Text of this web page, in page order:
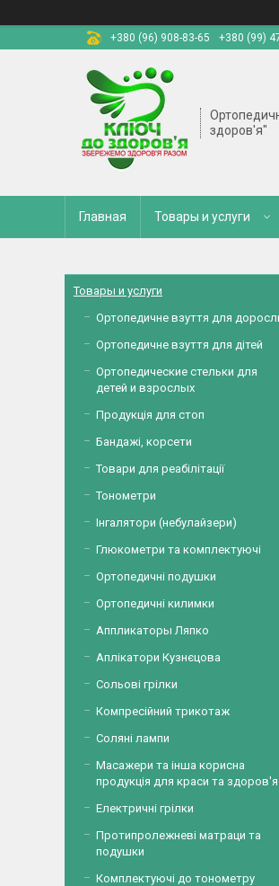
+380 (96) 908-83-65
+380 (99)
здоров'я"
Главная Товары и услуги
Товары и услуги
Ортопедичне взуття для
Ортопедичне взуття для дітей
Ортопедические стельки для
детей и взрослых
Продукція для стоп
Бандажі, корсети
Товари для реабілітації
Тонометри
Інгалятори (небулайзери)
Глюкометри та комплектуючі
Ортопедичні подушки
Ортопедичні килимки
Аппликаторы Ляпко
Аплікатори Кузнєцова
Сольові грілки
Компресійний трикотаж
Соляні лампи
Масажери та інша корисна
продукція для краси та здоров'я
Електричні грілки
Протипролежневі матраци та
подушки
Комплектуючі до тонометру